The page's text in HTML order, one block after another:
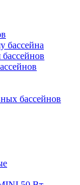
бассейна
бассейнов